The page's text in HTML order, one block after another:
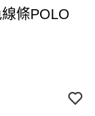
條POLO